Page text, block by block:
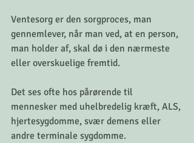
Ventesorg er den sorgproces, man
gennemlever, når man ved, at en person,
man holder af, skal dø i den nærmeste
eller overskuelige fremtid.
Det ses ofte hos pårørende til
mennesker med uhelbredelig kræft, ALS,
hjertesygdomme, svær demens eller
andre terminale sygdomme.